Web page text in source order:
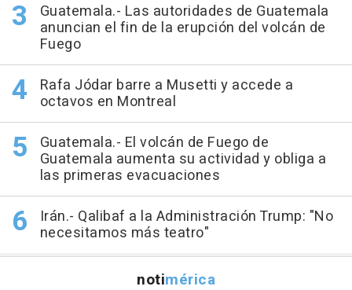
Guatemala.- Las autoridades de Guatemala
anuncian el fin de la erupción del volcán de
Fuego
Rafa Jódar barre a Musetti y accede a
octavos en Montreal
Guatemala.- El volcán de Fuego de
Guatemala aumenta su actividad y obliga a
las primeras evacuaciones
Irán.- Qalibaf a la Administración Trump: "No
necesitamos más teatro"
notimérica